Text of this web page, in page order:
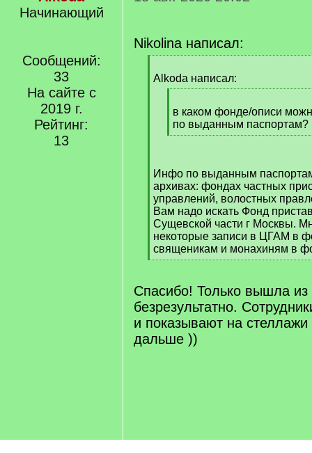
Начинающий
Сообщений:
33
На сайте с
2019 г.
Рейтинг:
13
Nikolina написал:
q
Alkoda написал:
q
]
в каком фонде/описи
по выданным паспортам?
[
]
Инфо по выданным
архивах: фондах частных
управлений, волостных
Вам надо искать Фонд
Сущевской части г Москвы.
некоторые записи в ЦГАМ в
священикам и монахиням в
[
q
]
Спасибо! Только вышла из
безрезультатно.
и показывают на
дальше ))